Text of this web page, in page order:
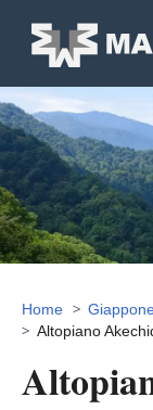
Home
Altopiano